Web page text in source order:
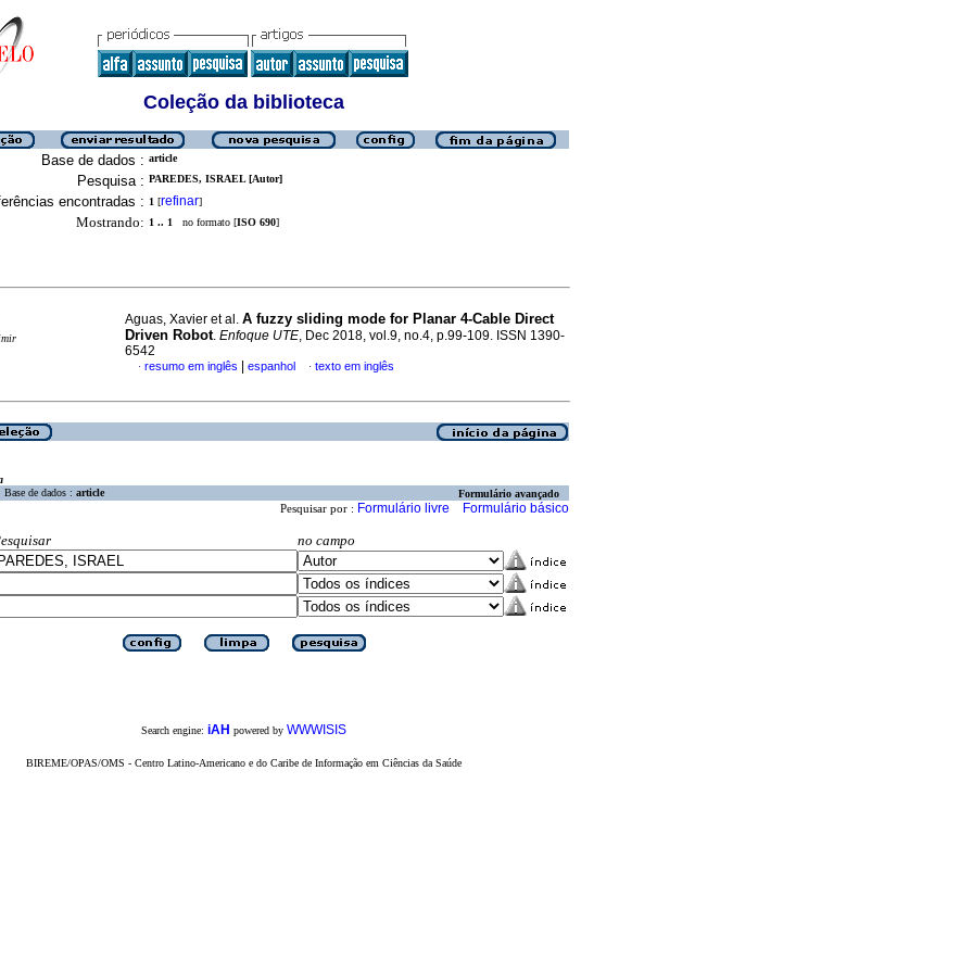
Coleção da biblioteca
Base de dados : article
Pesquisa : PAREDES, ISRAEL [Autor]
encontradas : 1 [refinar]
Mostrando: 1 .. 1 no formato [ISO 690]
Aguas, Xavier et al. A fuzzy sliding mode for Planar 4-Cable Direct
Driven Robot. Enfoque UTE, Dec 2018, vol.9, no.4, p.99-109. ISSN 1390-
6542
· resumo em inglês espanhol · texto em inglês
Base de dados : article Formulário avançado
Pesquisar por : Formulário livre Formulário básico
no campo
Search engine: iAH powered by WWWISIS
BIREME/OPAS/OMS - Centro Latino-Americano e do Caribe de Informação em Ciências da Saúde